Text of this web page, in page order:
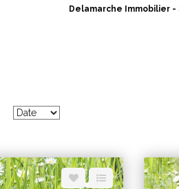
Delamarche Immobilier -